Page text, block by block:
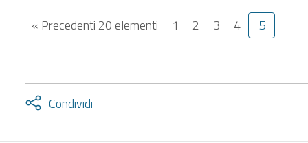
« Precedenti 20 elementi 1 2 3 4 5
Condividi
Attiva